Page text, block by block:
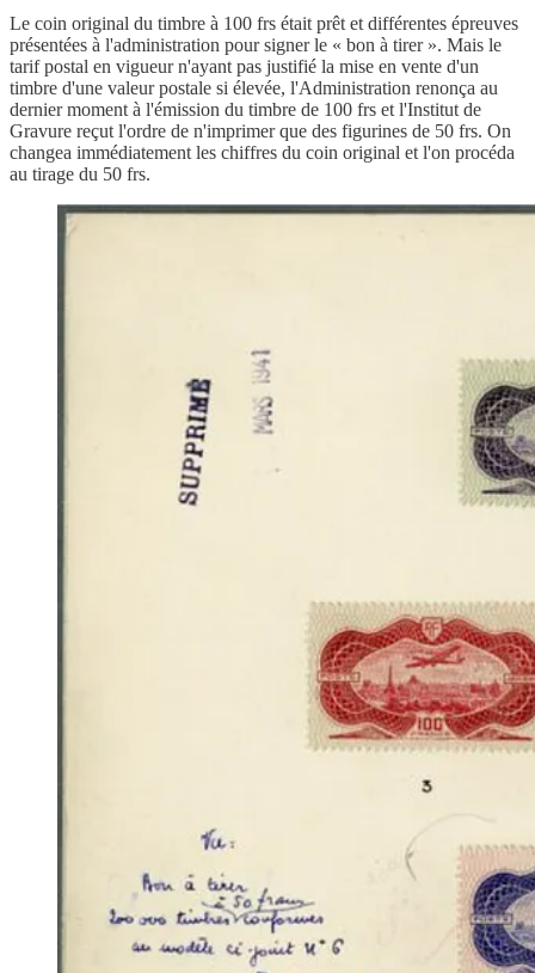
Le coin original du timbre à 100 frs était prêt et différentes épreuves
présentées à l'administration pour signer le « bon à tirer ». Mais le
tarif postal en vigueur n'ayant pas justifié la mise en vente d'un
timbre d'une valeur postale si élevée, l'Administration renonça au
dernier moment à l'émission du timbre de 100 frs et l'Institut de
Gravure reçut l'ordre de n'imprimer que des figurines de 50 frs. On
changea immédiatement les chiffres du coin original et l'on procéda
au tirage du 50 frs.